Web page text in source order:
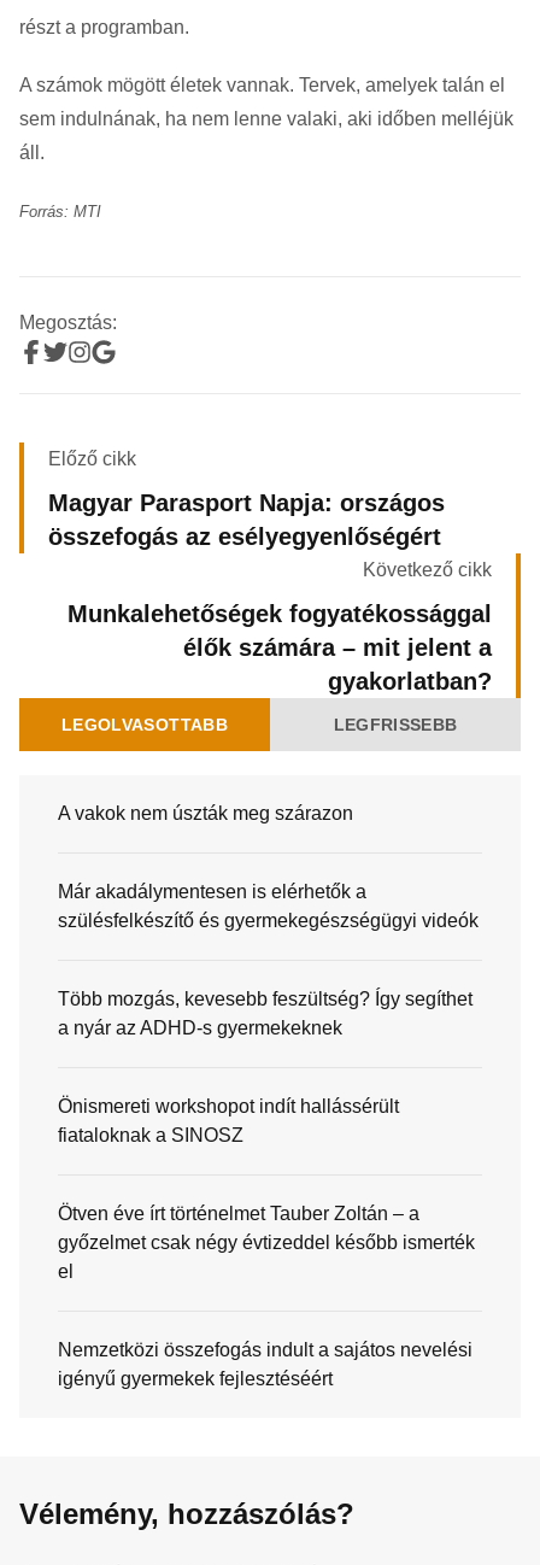
részt a programban.
A számok mögött életek vannak. Tervek, amelyek talán el
sem indulnának, ha nem lenne valaki, aki időben melléjük
áll.
Forrás: MTI
Megosztás:
Előző cikk
Magyar Parasport Napja: országos
összefogás az esélyegyenlőségért
Következő cikk
Munkalehetőségek fogyatékossággal
élők számára – mit jelent a
gyakorlatban?
LEGOLVASOTTABB LEGFRISSEBB
A vakok nem úszták meg szárazon
Már akadálymentesen is elérhetők a
szülésfelkészítő és gyermekegészségügyi videók
Több mozgás, kevesebb feszültség? Így segíthet
a nyár az ADHD-s gyermekeknek
Önismereti workshopot indít hallássérült
fiataloknak a SINOSZ
Ötven éve írt történelmet Tauber Zoltán – a
győzelmet csak négy évtizeddel később ismerték
el
Nemzetközi összefogás indult a sajátos nevelési
igényű gyermekek fejlesztéséért
Vélemény, hozzászólás?